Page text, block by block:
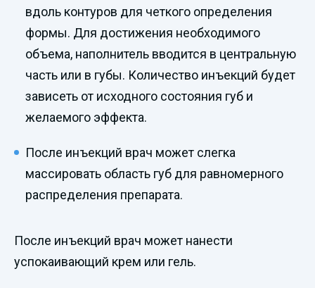
вдоль контуров для четкого определения
формы. Для достижения необходимого
объема, наполнитель вводится в центральную
часть или в губы. Количество инъекций будет
зависеть от исходного состояния губ и
желаемого эффекта.
После инъекций врач может слегка
массировать область губ для равномерного
распределения препарата.
После инъекций врач может нанести
успокаивающий крем или гель.